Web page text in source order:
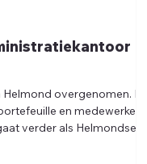
overgenomen. Het
en medewerkers
verder als Helmondse